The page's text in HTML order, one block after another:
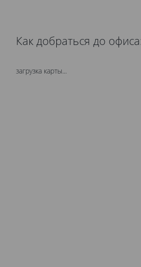
Как добраться до
загрузка карты...